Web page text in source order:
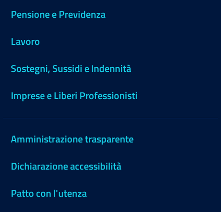
Pensione e Previdenza
Lavoro
Sostegni, Sussidi e Indennità
Imprese e Liberi Professionisti
Amministrazione trasparente
Dichiarazione accessibilità
Patto con l'utenza